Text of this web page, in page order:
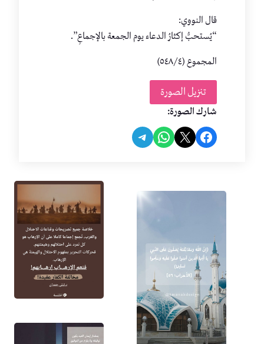
قال النووي:
“يُستحبُّ إكثارُ الدعاء يوم الجمعة بالإجماعِ”.
المجموع (٥٤٨/٤)
تنزيل الصورة
شارك الصورة:
Share on Facebook
Share on X
Share on WhatsApp
Share on Telegram